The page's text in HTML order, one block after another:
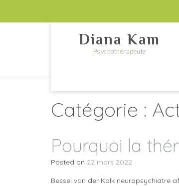
content
Diana Kam
Psychothérapeute
Catégorie :
Pourquoi la
Posted on 22 mars 2022
Bessel van der Kolk neuropsychiatre